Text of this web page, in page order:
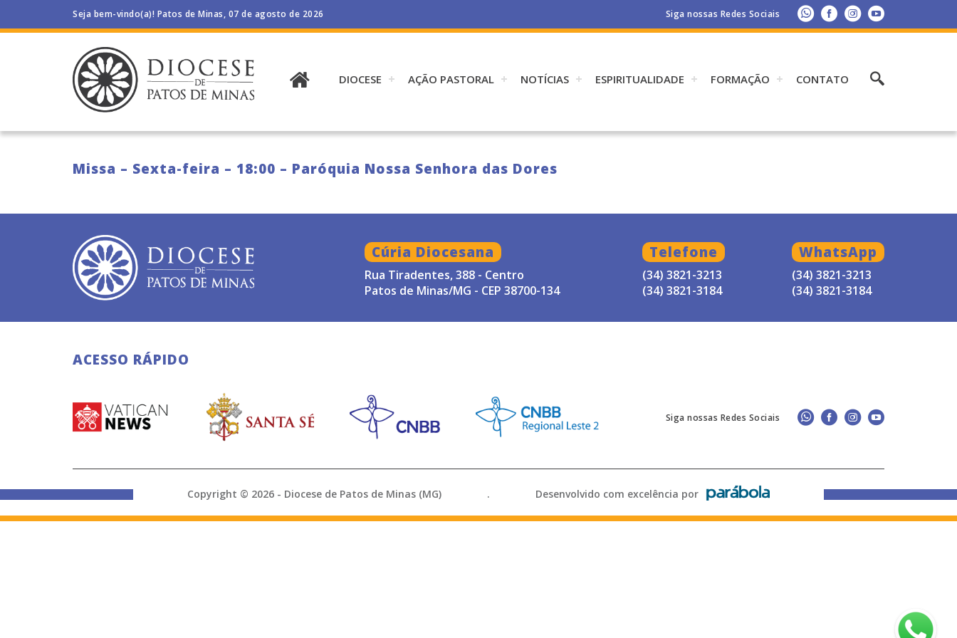
Seja bem-vindo(a)! Patos de Minas, 07 de agosto de 2026 Siga nossas Redes Sociais
DIOCESE AÇÃO PASTORAL NOTÍCIAS ESPIRITUALIDADE FORMAÇÃO CONTATO
Missa – Sexta-feira – 18:00 – Paróquia Nossa Senhora das Dores
Cúria Diocesana
Rua Tiradentes, 388 - Centro
Patos de Minas/MG - CEP 38700-134
Telefone
(34) 3821-3213
(34) 3821-3184
WhatsApp
(34) 3821-3213
(34) 3821-3184
ACESSO RÁPIDO
Siga nossas Redes Sociais
Copyright © 2026 - Diocese de Patos de Minas (MG) . Desenvolvido com excelência por